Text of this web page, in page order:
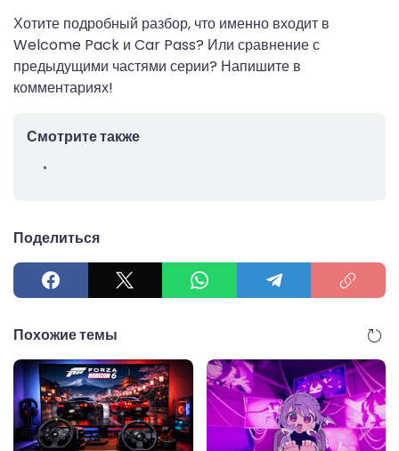
Хотите подробный разбор, что именно входит в
Welcome Pack и Car Pass? Или сравнение с
предыдущими частями серии? Напишите в
комментариях!
Смотрите также
Поделиться
Похожие темы